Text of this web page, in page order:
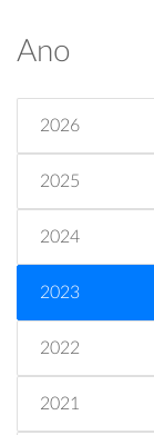
Ano
2026
2025
2024
2023
2022
2021